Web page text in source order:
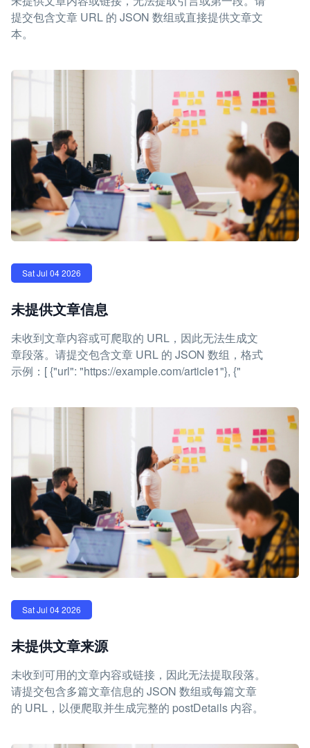
提交包含文章 URL 的 JSON 数组或直接提供文章文
本。
Sat Jul 04 2026
未提供文章信息
未收到文章内容或可爬取的 URL，因此无法生成文
章段落。请提交包含文章 URL 的 JSON 数组，格式
示例：[ {"url": "https://example.com/article1"}, {"
Sat Jul 04 2026
未提供文章来源
未收到可用的文章内容或链接，因此无法提取段落。
请提交包含多篇文章信息的 JSON 数组或每篇文章
的 URL，以便爬取并生成完整的 postDetails 内容。